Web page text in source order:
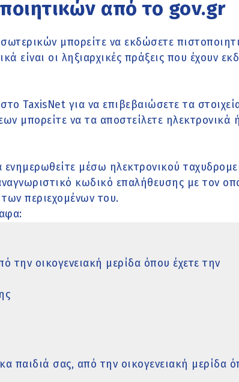
από το gov.gr
μπορείτε να εκδώσετε
είναι οι ληξιαρχικές πράξεις που έχουν
TaxisNet για να επιβεβαιώσετε τα
μπορείτε να τα αποστείλετε ηλεκτρονικά
μέσω ηλεκτρονικού
κωδικό επαλήθευσης με τον
περιεχομένων του.
την οικογενειακή μερίδα όπου έχετε την
παιδιά σας, από την οικογενειακή μερίδα